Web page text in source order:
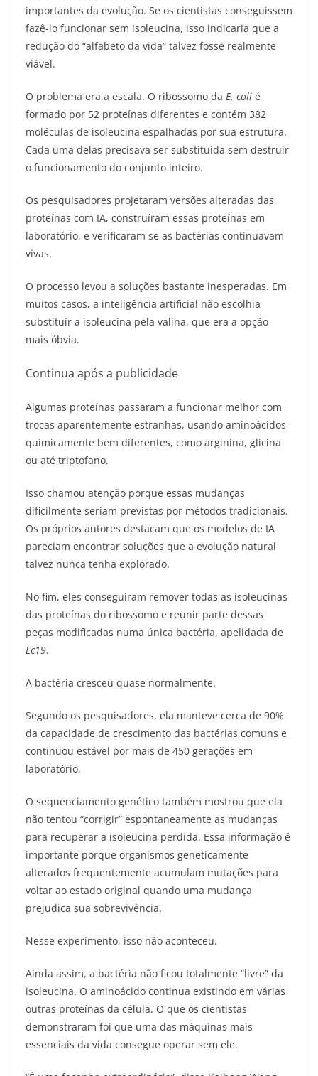
importantes da evolução. Se os cientistas conseguissem
fazê-lo funcionar sem isoleucina, isso indicaria que a
redução do “alfabeto da vida” talvez fosse realmente
viável.
O problema era a escala. O ribossomo da E. coli é
formado por 52 proteínas diferentes e contém 382
moléculas de isoleucina espalhadas por sua estrutura.
Cada uma delas precisava ser substituída sem destruir
o funcionamento do conjunto inteiro.
Os pesquisadores projetaram versões alteradas das
proteínas com IA, construíram essas proteínas em
laboratório, e verificaram se as bactérias continuavam
vivas.
O processo levou a soluções bastante inesperadas. Em
muitos casos, a inteligência artificial não escolhia
substituir a isoleucina pela valina, que era a opção
mais óbvia.
Continua após a publicidade
Algumas proteínas passaram a funcionar melhor com
trocas aparentemente estranhas, usando aminoácidos
quimicamente bem diferentes, como arginina, glicina
ou até triptofano.
Isso chamou atenção porque essas mudanças
dificilmente seriam previstas por métodos tradicionais.
Os próprios autores destacam que os modelos de IA
pareciam encontrar soluções que a evolução natural
talvez nunca tenha explorado.
No fim, eles conseguiram remover todas as isoleucinas
das proteínas do ribossomo e reunir parte dessas
peças modificadas numa única bactéria, apelidada de
Ec19.
A bactéria cresceu quase normalmente.
Segundo os pesquisadores, ela manteve cerca de 90%
da capacidade de crescimento das bactérias comuns e
continuou estável por mais de 450 gerações em
laboratório.
O sequenciamento genético também mostrou que ela
não tentou “corrigir” espontaneamente as mudanças
para recuperar a isoleucina perdida. Essa informação é
importante porque organismos geneticamente
alterados frequentemente acumulam mutações para
voltar ao estado original quando uma mudança
prejudica sua sobrevivência.
Nesse experimento, isso não aconteceu.
Ainda assim, a bactéria não ficou totalmente “livre” da
isoleucina. O aminoácido continua existindo em várias
outras proteínas da célula. O que os cientistas
demonstraram foi que uma das máquinas mais
essenciais da vida consegue operar sem ele.